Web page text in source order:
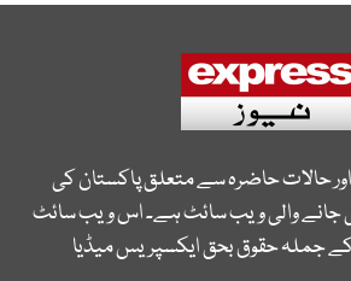
حالات حاضرہ سے متعلق پاکستان کی
والی ویب سائٹ ہے۔ اس ویب سائٹ
کے جملہ حقوق بحق ایکسپریس میڈیا